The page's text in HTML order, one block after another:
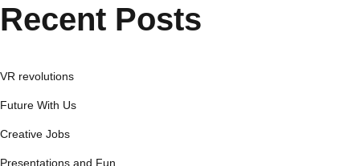
Recent Posts
VR revolutions
Future With Us
Creative Jobs
Presentations and Fun